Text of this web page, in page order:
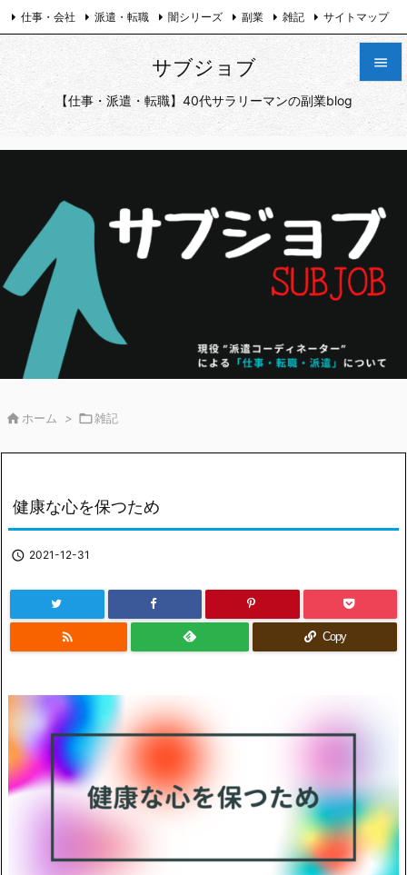
サブジョブ
【仕事・派遣・転職】40代サラリーマンの副業blog


メニュ

前へ


仕事・会社 派遣・転職 闇シリーズ 副業 雑記 サイトマップ
プライバシーポリシー お問い合わせ
 ホーム > 雑記
健康な心を保つため
 2021-12-31
 Copy